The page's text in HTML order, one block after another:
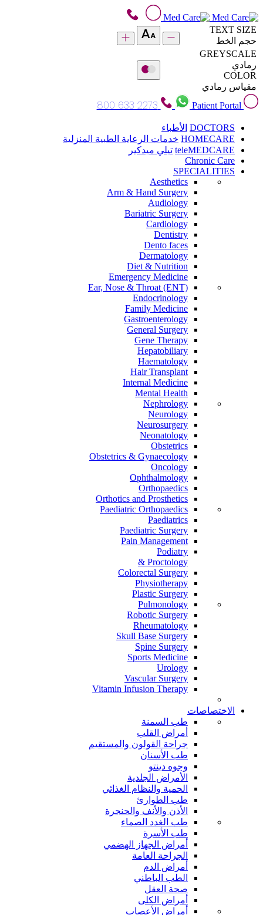
TEXT SIZE
حجم الخط
GREYSCALE
رمادي
COLOR
مقياس رمادي
Patient Portal
800 633 2273
DOCTORS الأطباء
HOMECARE خدمات الرعاية الطبية المنزلية
teleMEDCARE تيلي ميدكير
Chronic Care
SPECIALITIES
Aesthetics
Arm & Hand Surgery
Audiology
Bariatric Surgery
Cardiology
Dentistry
Dento faces
Dermatology
Diet & Nutrition
Emergency Medicine
Ear, Nose & Throat (ENT)
Endocrinology
Family Medicine
Gastroenterology
General Surgery
Gene Therapy
Hepatobiliary
Haematology
Hair Transplant
Internal Medicine
Mental Health
Nephrology
Neurology
Neurosurgery
Neonatology
Obstetrics
Obstetrics & Gynaecology
Oncology
Ophthalmology
Orthopaedics
Orthotics and Prosthetics
Paediatric Orthopaedics
Paediatrics
Paediatric Surgery
Pain Management
Podiatry
Proctology &
Colorectal Surgery
Physiotherapy
Plastic Surgery
Pulmonology
Robotic Surgery
Rheumatology
Skull Base Surgery
Spine Surgery
Sports Medicine
Urology
Vascular Surgery
Vitamin Infusion Therapy
الاختصاصات
طب السمنة
أمراض القلب
جراحة القولون والمستقيم
طب الأسنان
وجوه دينتو
الأمراض الجلدية
الحمية والنظام الغذائي
طب الطوارئ
الأذن والأنف والحنجرة
طب الغدد الصماء
طب الأسرة
أمراض الجهاز الهضمي
الجراحة العامة
أمراض الدم
الطب الباطني
صحة العقل
أمراض الكلى
أمراض الأعصاب